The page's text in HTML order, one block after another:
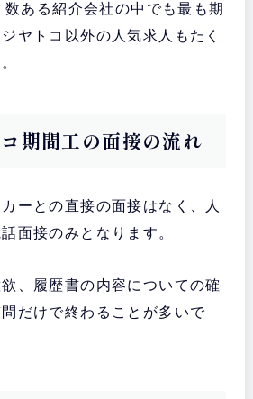
数ある紹介会社の中でも最も期
ヤトコ以外の人気求人もたく
期間工の面接の流れ
ーとの直接の面接はなく、人
面接のみとなります。
、履歴書の内容についての確
だけで終わることが多いで